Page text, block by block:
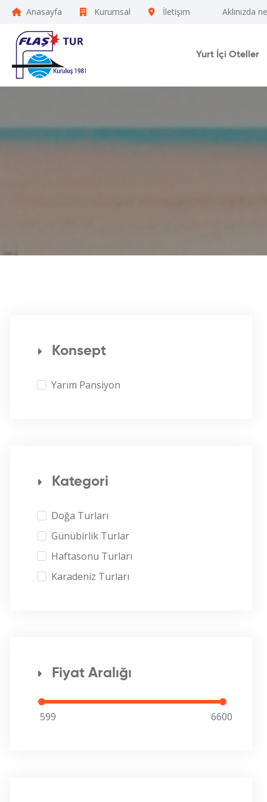
Anasayfa Kurumsal İletişim Aklınızda
Yurt İçi Oteller
Konsept
Yarım Pansiyon
Kategori
Doğa Turları
Günübirlik Turlar
Haftasonu Turları
Karadeniz Turları
Fiyat Aralığı